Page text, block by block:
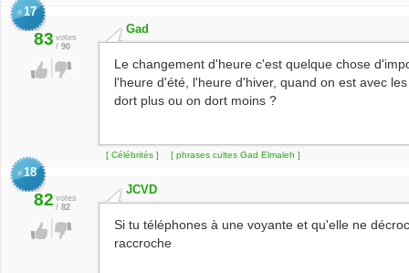
# 17
83 votes
/ 90
Gad
Le changement d'heure c'est quelque chose
l'heure d'été, l'heure d'hiver, quand on est avec
dort plus ou on dort moins ?
[ Célébrités ] [ phrases cultes Gad Elmaleh ]
# 18
82 votes
/ 82
JCVD
Si tu téléphones à une voyante et qu'elle ne
raccroche